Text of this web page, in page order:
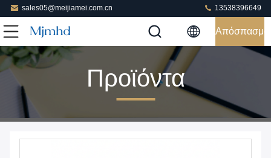
sales05@meijiamei.com.cn 13538396649
Απόσπασμα
Προϊόντα